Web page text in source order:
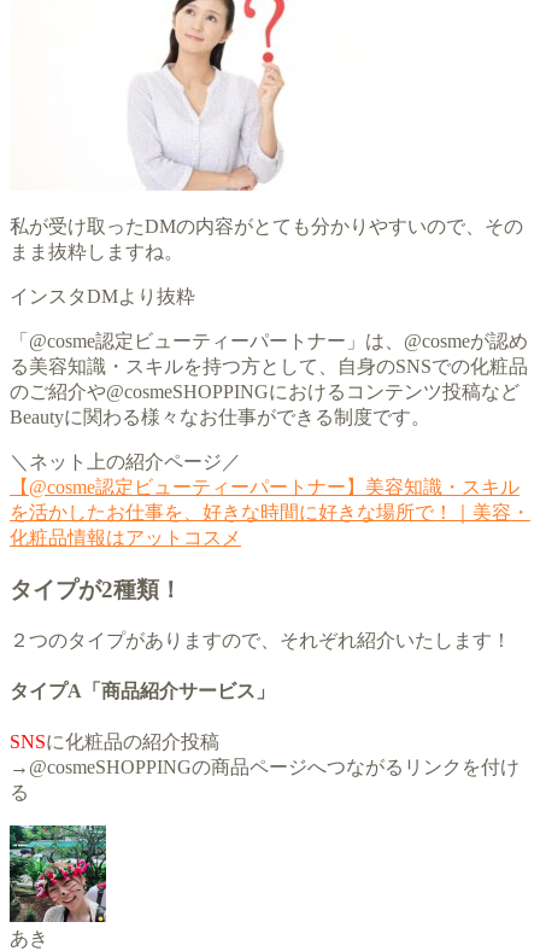
私が受け取ったDMの内容がとても分かりやすいので、その
まま抜粋しますね。
インスタDMより抜粋
「@cosme認定ビューティーパートナー」は、@cosmeが認め
る美容知識・スキルを持つ方として、自身のSNSでの化粧品
のご紹介や@cosmeSHOPPINGにおけるコンテンツ投稿など
Beautyに関わる様々なお仕事ができる制度です。
＼ネット上の紹介ページ／
【@cosme認定ビューティーパートナー】美容知識・スキル
を活かしたお仕事を、好きな時間に好きな場所で！｜美容・
化粧品情報はアットコスメ
タイプが2種類！
２つのタイプがありますので、それぞれ紹介いたします！
タイプA「商品紹介サービス」
SNSに化粧品の紹介投稿
→@cosmeSHOPPINGの商品ページへつながるリンクを付け
る
あき